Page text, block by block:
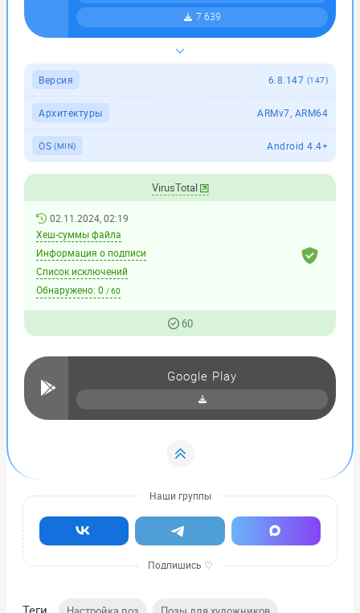
7 639
Версия 6.8.147 (147)
Архитектуры ARMv7, ARM64
OS (MIN) Android 4.4+
VirusTotal
02.11.2024, 02:19
Хеш-суммы файла
Информация о подписи
Список исключений
Обнаружено: 0 / 60
60
Google Play
Теги